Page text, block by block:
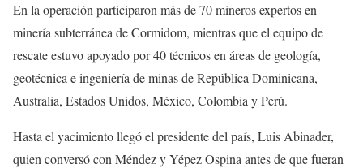
En la operación participaron más de 70 mineros expertos en
minería subterránea de Cormidom, mientras que el equipo de
rescate estuvo apoyado por 40 técnicos en áreas de geología,
geotécnica e ingeniería de minas de República Dominicana,
Australia, Estados Unidos, México, Colombia y Perú.
Hasta el yacimiento llegó el presidente del país, Luis Abinader,
quien conversó con Méndez y Yépez Ospina antes de que fueran